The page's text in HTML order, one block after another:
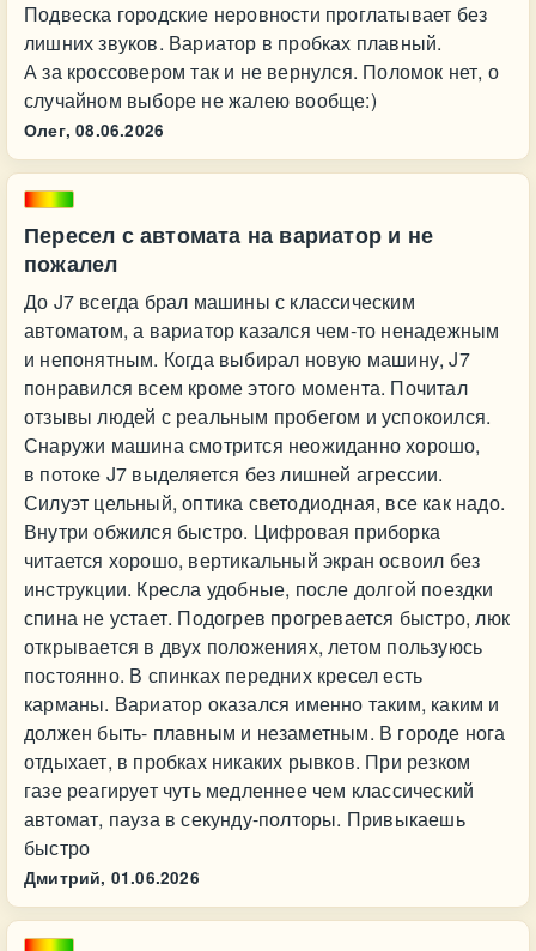
Подвеска городские неровности проглатывает без
лишних звуков. Вариатор в пробках плавный.
А за кроссовером так и не вернулся. Поломок нет, о
случайном выборе не жалею вообще:)
Олег, 08.06.2026
Пересел с автомата на вариатор и не
пожалел
До J7 всегда брал машины с классическим
автоматом, а вариатор казался чем-то ненадежным
и непонятным. Когда выбирал новую машину, J7
понравился всем кроме этого момента. Почитал
отзывы людей с реальным пробегом и успокоился.
Снаружи машина смотрится неожиданно хорошо,
в потоке J7 выделяется без лишней агрессии.
Силуэт цельный, оптика светодиодная, все как надо.
Внутри обжился быстро. Цифровая приборка
читается хорошо, вертикальный экран освоил без
инструкции. Кресла удобные, после долгой поездки
спина не устает. Подогрев прогревается быстро, люк
открывается в двух положениях, летом пользуюсь
постоянно. В спинках передних кресел есть
карманы. Вариатор оказался именно таким, каким и
должен быть- плавным и незаметным. В городе нога
отдыхает, в пробках никаких рывков. При резком
газе реагирует чуть медленнее чем классический
автомат, пауза в секунду-полторы. Привыкаешь
быстро
Дмитрий, 01.06.2026